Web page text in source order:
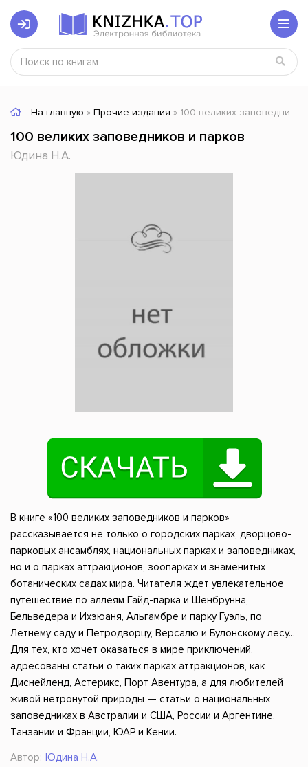
На главную » Прочие издания » 100 великих заповедников и парков
100 великих заповедников и парков
Юдина Н.А.
В книге «100 великих заповедников и парков»
рассказывается не только о городских парках, дворцово-
парковых ансамблях, национальных парках и заповедниках,
но и о парках аттракционов, зоопарках и знаменитых
ботанических садах мира. Читателя ждет увлекательное
путешествие по аллеям Гайд-парка и Шенбрунна,
Бельведера и Ихэюаня, Альгамбре и парку Гуэль, по
Летнему саду и Петродворцу, Версалю и Булонскому лесу...
Для тех, кто хочет оказаться в мире приключений,
адресованы статьи о таких парках аттракционов, как
Диснейленд, Астерикс, Порт Авентура, а для любителей
живой нетронутой природы — статьи о национальных
заповедниках в Австралии и США, России и Аргентине,
Танзании и Франции, ЮАР и Кении.
Автор: Юдина Н.А.